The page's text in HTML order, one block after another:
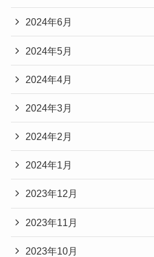
2024年6月
2024年5月
2024年4月
2024年3月
2024年2月
2024年1月
2023年12月
2023年11月
2023年10月